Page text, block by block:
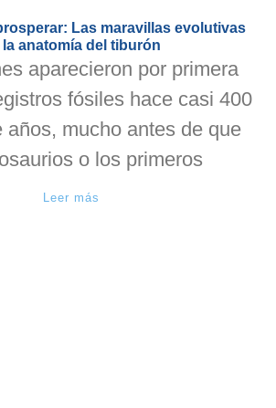
Las maravillas evolutivas
la anatomía del tiburón
aparecieron por primera
fósiles hace casi 400
años, mucho antes de que
o los primeros
Leer más